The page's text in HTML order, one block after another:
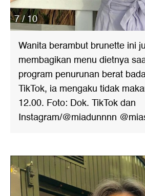
7 / 10
Wanita berambut brunette ini
membagikan menu dietnya
program penurunan berat
TikTok, ia mengaku tidak
12.00. Foto: Dok. TikTok dan
Instagram/@miadunnnn